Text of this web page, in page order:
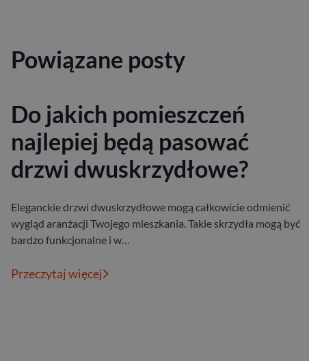
Powiązane posty
Do jakich pomieszczeń
najlepiej będą pasować
drzwi dwuskrzydłowe?
Eleganckie drzwi dwuskrzydłowe mogą całkowicie odmienić
wygląd aranżacji Twojego mieszkania. Takie skrzydła mogą być
bardzo funkcjonalne i w…
Przeczytaj więcej